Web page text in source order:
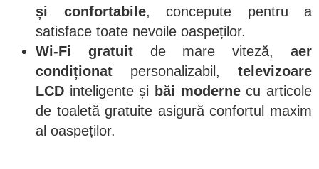
și confortabile, concepute pentru a
satisface toate nevoile oaspeților.
Wi-Fi gratuit de mare viteză,aer
condiționat personalizabil, televizoare
LCD inteligente și băi modernecu articole
de toaletă gratuite asigură confortul maxim
al oaspeților.